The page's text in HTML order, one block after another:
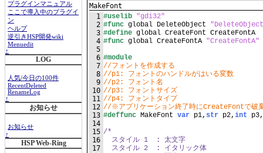
プラグインマニュアル
ここで導入中のプラグイ
ン
ヘルプ
逆引きHSP開発wiki
Menuedit
↑
LOG
人気/今日の100件
RecentDeleted
RenameLog
↑
お知らせ
お知らせ
↑
HSP Web-Ring
MakeFont
1
2
3
4
5
6
7
8
9
10
11
12
13
14
15
16
17
#uselib "gdi32"
#func global DeleteObject
#define global CreateFont CreateFontA
#func global CreateFontA "CreateFontA"
#module
//フォントを作成する
//p1: フォントのハンドルがはいる変数
//p2: フォント名
//p3: フォントサイズ
//p4: フォントタイプ
//※アプリケーション終了時にCreateFontで破
#deffunc MakeFont var p1, str p2, int p3,
/*
スタイル 1  : 太文字
スタイル 2  : イタリック体